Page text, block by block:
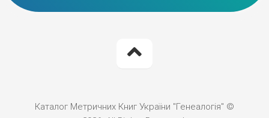
Каталог Метричних Книг України "Генеалогія" ©